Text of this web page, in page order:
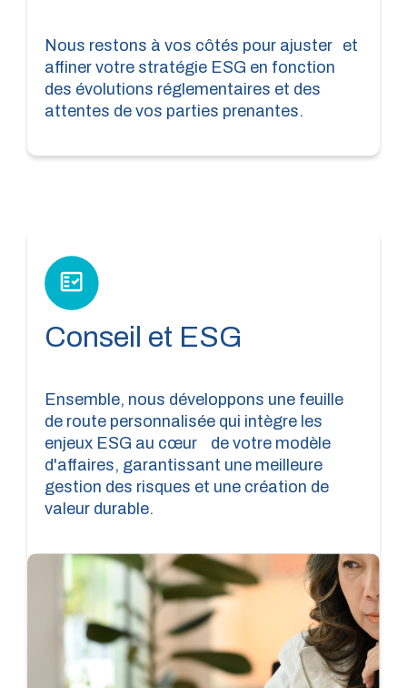
Nous restons à vos côtés pour ajuster et
affiner votre stratégie ESG en fonction
des évolutions réglementaires et des
attentes de vos parties prenantes.
Conseil et ESG
Ensemble, nous développons une feuille
de route personnalisée qui intègre les
enjeux ESG au cœur de votre modèle
d'affaires, garantissant une meilleure
gestion des risques et une création de
valeur durable.